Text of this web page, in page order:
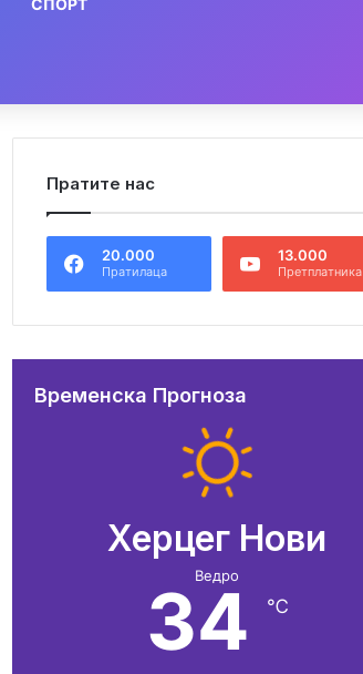
Пратите нас
20.000
Пратилаца
13.000
Претплатника
Временска Прогноза
Херцег Нови
Ведро
34 ℃